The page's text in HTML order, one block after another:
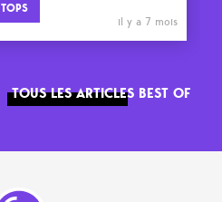
TOPS
il y a 7 mois
TOUS LES ARTICLES BEST OF